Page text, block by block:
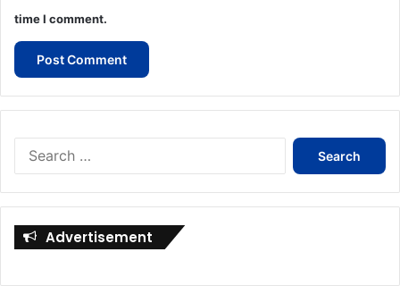
time I comment.
Search
Advertisement